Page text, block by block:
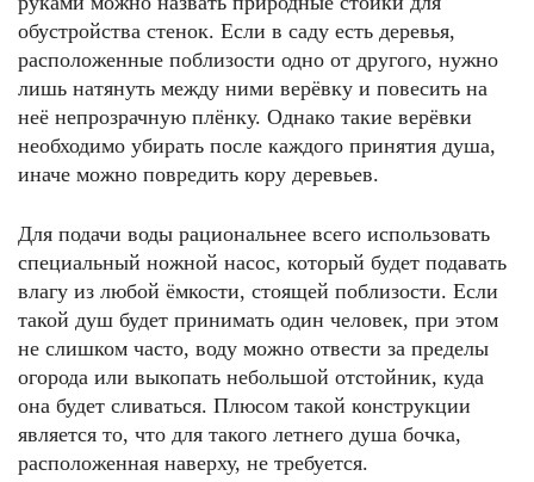
обустройства стенок. Если в саду есть деревья,
расположенные поблизости одно от другого, нужно
лишь натянуть между ними верёвку и повесить на
неё непрозрачную плёнку. Однако такие верёвки
необходимо убирать после каждого принятия душа,
иначе можно повредить кору деревьев.
Для подачи воды рациональнее всего использовать
специальный ножной насос, который будет подавать
влагу из любой ёмкости, стоящей поблизости. Если
такой душ будет принимать один человек, при этом
не слишком часто, воду можно отвести за пределы
огорода или выкопать небольшой отстойник, куда
она будет сливаться. Плюсом такой конструкции
является то, что для такого летнего душа бочка,
расположенная наверху, не требуется.